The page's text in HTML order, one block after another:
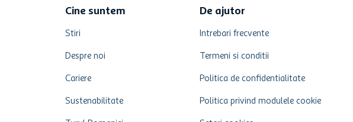
Cine suntem
Stiri
Despre noi
Cariere
Sustenabilitate
De ajutor
Intrebari frecvente
Termeni si conditii
Politica de confidentialitate
Politica privind modulele cookie